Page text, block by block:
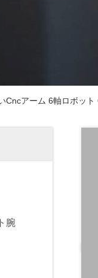
Cncアーム 6軸ロボッ
腕